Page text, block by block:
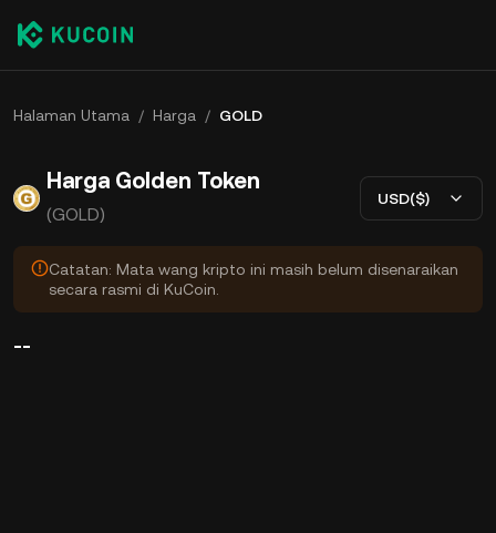
Halaman Utama / Harga / GOLD
Harga Golden Token
(GOLD)
USD($)
Catatan: Mata wang kripto ini masih belum disenaraikan
secara rasmi di KuCoin.
--